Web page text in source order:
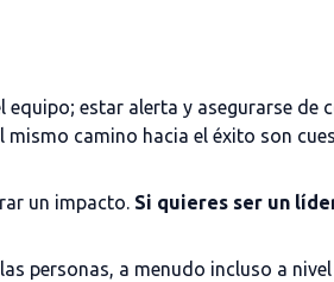
estar alerta y asegurarse de
camino hacia el éxito son
un impacto. Si quieres ser un
personas, a menudo incluso a nivel